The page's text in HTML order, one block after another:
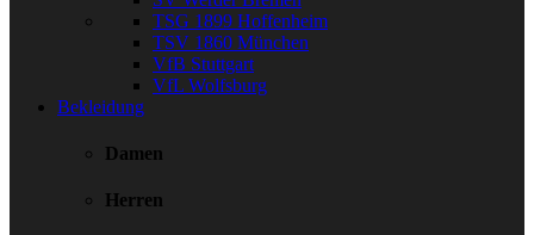
TSG 1899 Hoffenheim
TSV 1860 München
VfB Stuttgart
VfL Wolfsburg
Bekleidung
Damen
Herren